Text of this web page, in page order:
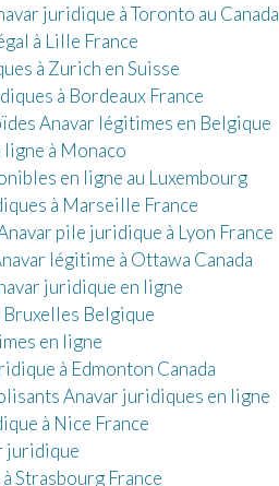
juridique à Toronto au Canada
à Lille France
à Zurich en Suisse
à Bordeaux France
Anavar légitimes en Belgique
à Monaco
en ligne au Luxembourg
à Marseille France
pile juridique à Lyon France
légitime à Ottawa Canada
juridique en ligne
Belgique
en ligne
à Edmonton Canada
Anavar juridiques en ligne
à Nice France
juridique
Strasbourg France